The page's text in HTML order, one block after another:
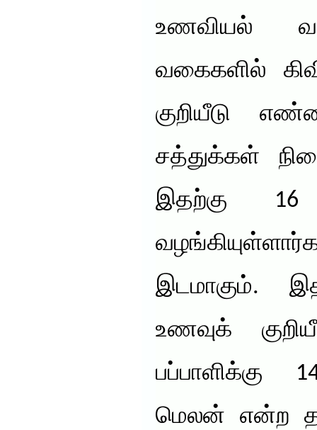
உணவியல்
வகைகளில்
குறியீடு
சத்துக்கள்
இதற்கு
இடமாகும்.
உணவுக்
பப்பாளிக்கு
மெலன் என்ற